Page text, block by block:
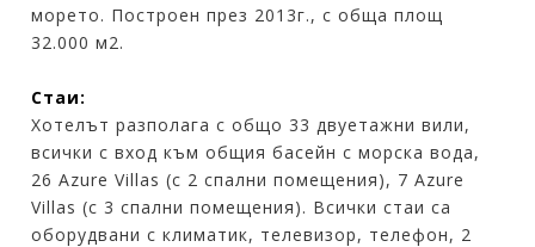
морето. Построен през 2013г., с обща площ
32.000 м2.
Стаи:
Хотелът разполага с общо 33 двуетажни вили,
всички с вход към общия басейн с морска вода,
26 Azure Villas (с 2 спални помещения), 7 Azure
Villas (с 3 спални помещения). Всички стаи са
оборудвани с климатик, телевизор, телефон, 2